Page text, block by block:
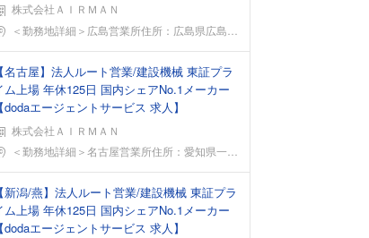
株式会社ＡＩＲＭＡＮ
務地＜勤務地詳細＞広島営業所住所：広島県広島市西区観音
【名古屋】法人ルート営業/建設機械 東証プラ
ム上場 年休125日 国内シェアNo.1メーカー
【dodaエージェントサービス 求人】
株式会社ＡＩＲＭＡＮ
務地＜勤務地詳細＞名古屋営業所住所：愛知県一宮市伝法寺
【新潟/燕】法人ルート営業/建設機械 東証プラ
ム上場 年休125日 国内シェアNo.1メーカー
【dodaエージェントサービス 求人】